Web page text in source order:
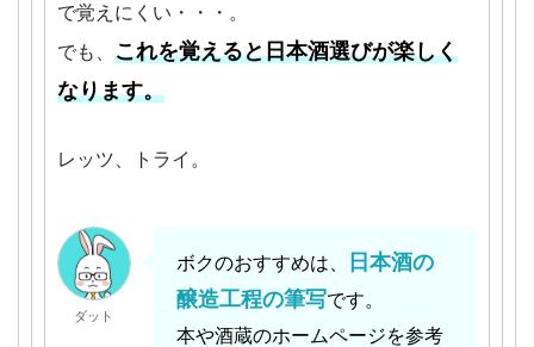
で覚えにくい・・・。
でも、 これを覚えると日本酒選びが楽しく
なります。
レッツ、トライ。
ダット
ボクのおすすめは、
日本酒の
醸造工程の筆写です。
本や酒蔵のホームページを参考